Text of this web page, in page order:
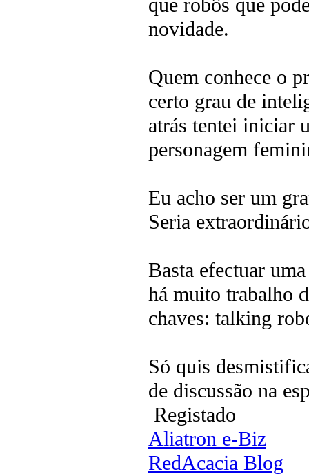
que robôs que
novidade.
Quem conhece o
certo grau de
atrás tentei iniciar
personagem
Eu acho ser um
Seria
Basta efectuar
há muito trabalho
chaves: talking
Só quis
de discussão na
Registado
Aliatron e-Biz
RedAcacia Blog